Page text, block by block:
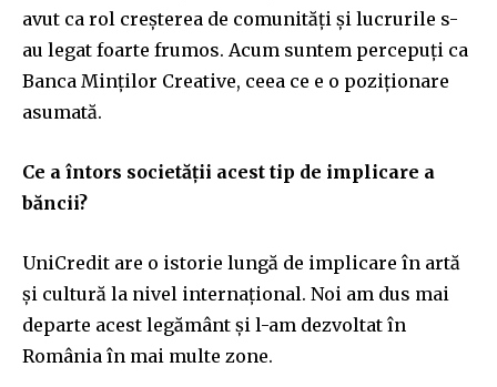
avut ca rol creșterea de comunități și lucrurile s-
au legat foarte frumos. Acum suntem percepuți ca
Banca Minților Creative, ceea ce e o poziționare
asumată.
Ce a întors societății acest tip de implicare a
băncii?
UniCredit are o istorie lungă de implicare în artă
și cultură la nivel internațional. Noi am dus mai
departe acest legământ și l-am dezvoltat în
România în mai multe zone.